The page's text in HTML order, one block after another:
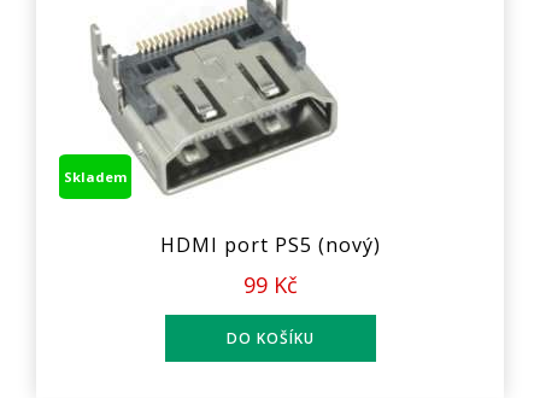
Skladem
HDMI port PS5 (nový)
99 Kč